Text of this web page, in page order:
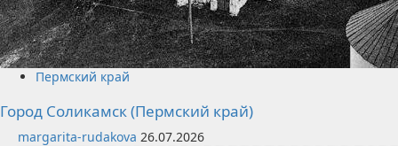
Пермский край
Город Соликамск (Пермский край)
margarita-rudakova 26.07.2026